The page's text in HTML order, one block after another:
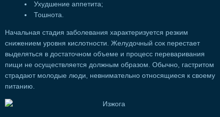
Ухудшение аппетита;
Тошнота.
Начальная стадия заболевания характеризуется резким
снижением уровня кислотности. Желудочный сок перестает
выделяться в достаточном объеме и процесс переваривания
пищи не осуществляется должным образом. Обычно, гастритом
страдают молодые люди, невнимательно относящиеся к своему
питанию.